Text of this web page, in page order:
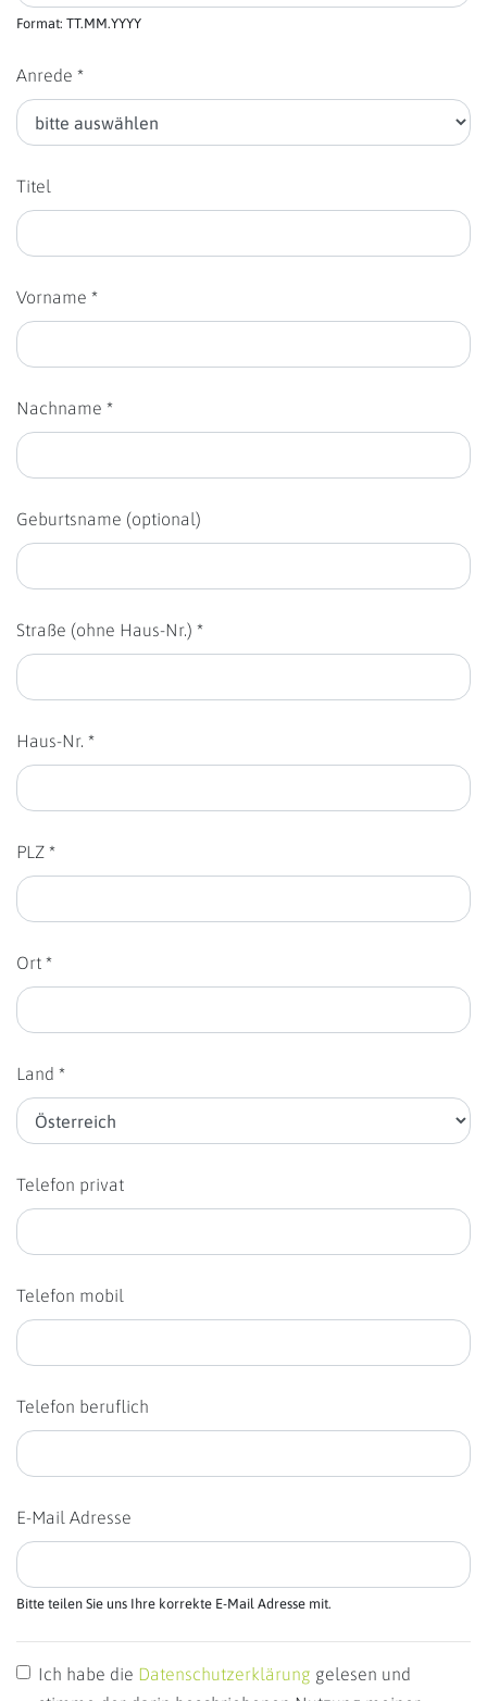
Format: TT.MM.YYYY
Anrede *
Titel
Vorname *
Nachname *
Geburtsname (optional)
Straße (ohne Haus-Nr.) *
Haus-Nr. *
PLZ *
Ort *
Land *
Telefon privat
Telefon mobil
Telefon beruflich
E-Mail Adresse
Bitte teilen Sie uns Ihre korrekte E-Mail Adresse mit.
Ich habe die Datenschutzerklärung gelesen und